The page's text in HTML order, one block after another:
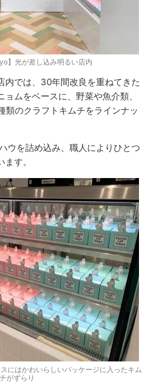
】光が差し込み明るい店内
内では、30年間改良を重ねてきた
ムをベースに、野菜や魚介類、
類のクラフトキムチをラインナッ
ウを詰め込み、職人によりひとつ
す。
にはかわいらしいパッケージに入ったキム
チがずらり